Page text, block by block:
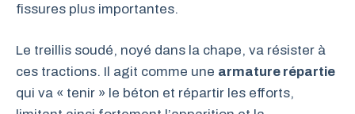
fissures plus importantes.
Le treillis soudé, noyé dans la chape, va résister à
ces tractions. Il agit comme une armature répartie
qui va « tenir » le béton et répartir les efforts,